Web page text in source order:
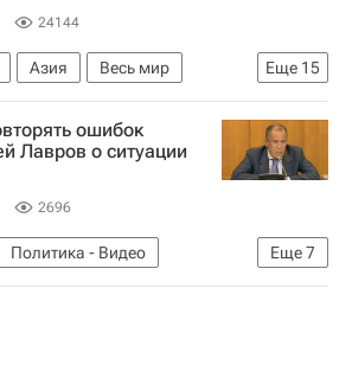
24144
Еще 15
Азия
Весь мир
Керри
Башар Асад
Лавров
Чак Хейгел
Совет Безопасности ООН
ошибок
Лавров о ситуации
2696
Еще7
Политика - Видео
Азия
Весь мир